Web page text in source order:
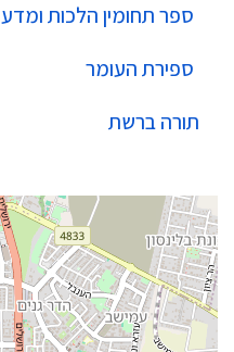
ספר תחומין הלכות ומדע
ספירת העומר
תורה ברשת